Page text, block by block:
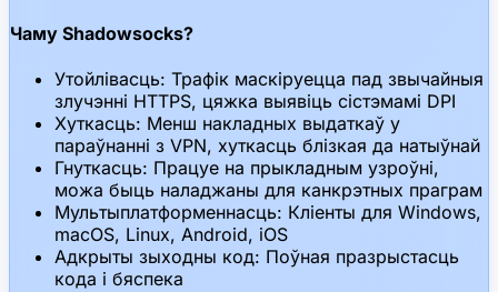
Чаму Shadowsocks?
Утойлівасць: Трафік маскіруецца пад звычайныя
злучэнні HTTPS, цяжка выявіць сістэмамі DPI
Хуткасць: Менш накладных выдаткаў у
параўнанні з VPN, хуткасць блізкая да натыўнай
Гнуткасць: Працуе на прыкладным узроўні,
можа быць наладжаны для канкрэтных праграм
Мультыплатформеннасць: Кліенты для Windows,
macOS, Linux, Android, iOS
Адкрыты зыходны код: Поўная празрыстасць
кода і бяспека